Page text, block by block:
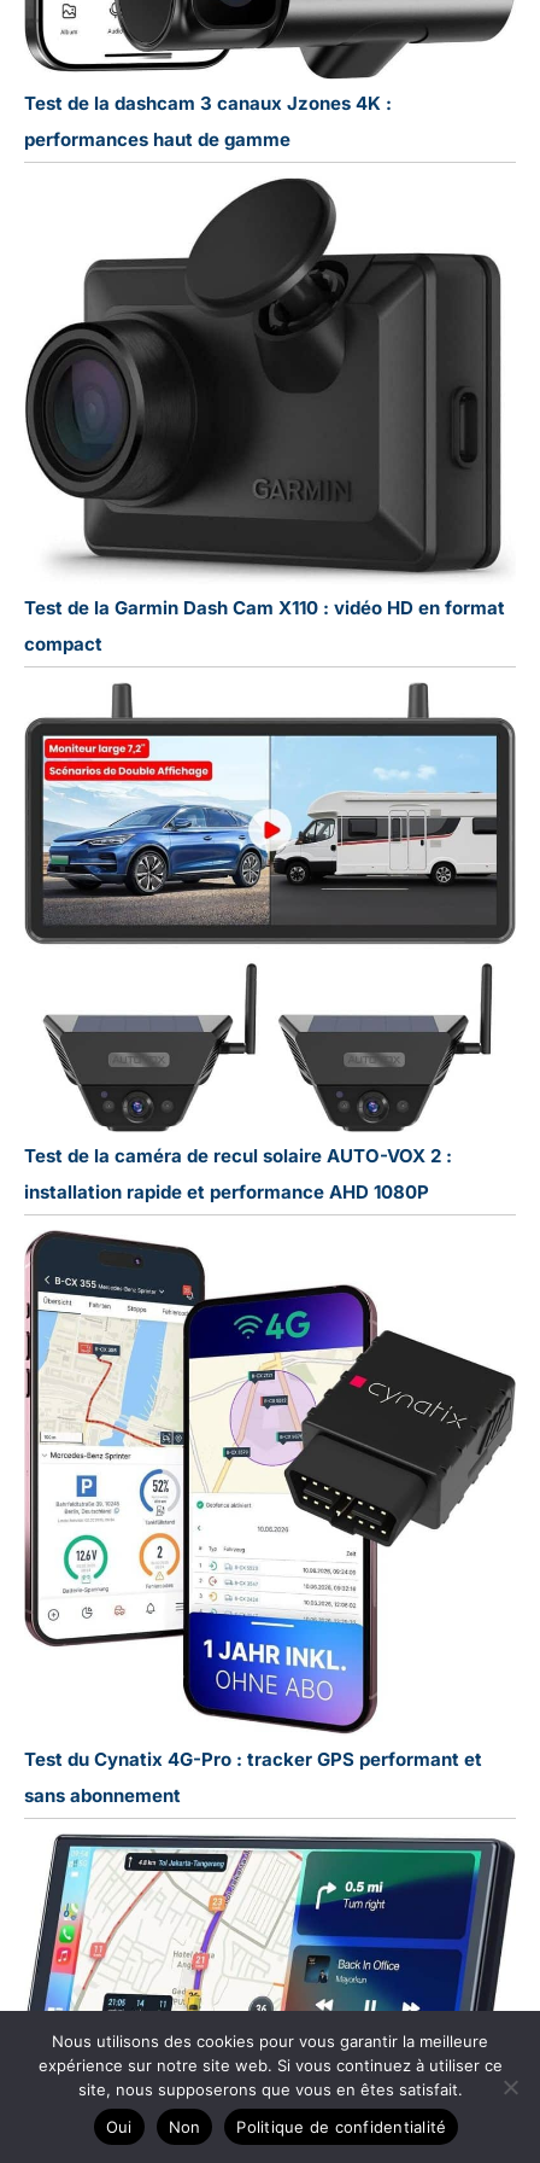
vous offrons un
support après-vente
dédié de 2 ans,
comprenant une
d'installation, des
réponses aux
questions
d'utilisation et tout
autre
accompagnement
professionnel. Afin
de garantir une
expérience d'achat
remplacement direct
sans réparation »
pour tout problème
non lié à une
inappropriée. Nous
assurer un suivi
responsable et à tout
mettre en œuvre
pour que vous soyez
entièrement satisfait
du résultat
Test de la dashcam 3 canaux Jzones 4K :
performances haut de gamme
Test de la Garmin Dash Cam X110 : vidéo HD en format
compact
Test de la caméra de recul solaire AUTO-VOX 2 :
installation rapide et performance AHD 1080P
Test du Cynatix 4G-Pro : tracker GPS performant et
sans abonnement
Nous utilisons des cookies pour vous garantir la meilleure
expérience sur notre site web. Si vous continuez à utiliser ce
site, nous supposerons que vous en êtes satisfait.
Oui
Non Politique de confidentialité